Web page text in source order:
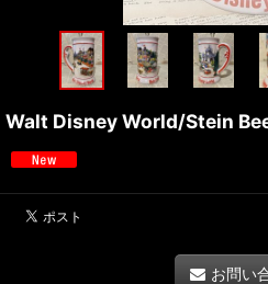
Walt Disney World/Stein
お問い